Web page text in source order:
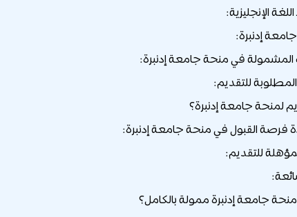
الإنجليزية:
إدنبرة:
في منحة جامعة إدنبرة:
للتقديم:
لمنحة جامعة إدنبرة؟
فرصة القبول في منحة جامعة إدنبرة:
للتقديم: